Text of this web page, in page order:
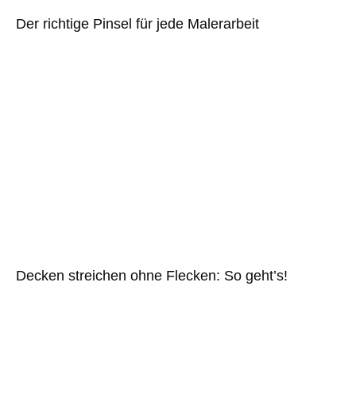
Der richtige Pinsel für jede Malerarbeit
Decken streichen ohne Flecken: So geht’s!